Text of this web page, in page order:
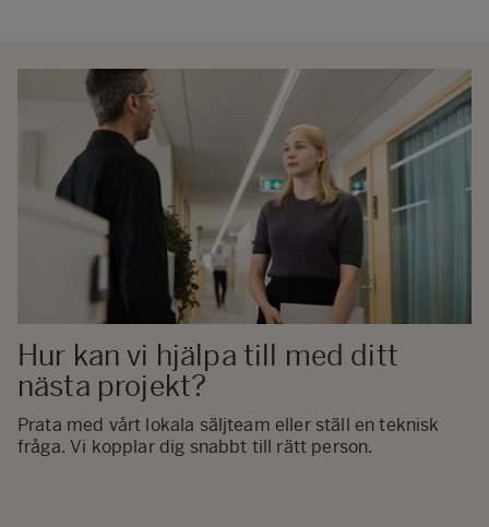
Hur kan vi hjälpa till med ditt
nästa projekt?
Prata med vårt lokala säljteam eller ställ en teknisk
fråga. Vi kopplar dig snabbt till rätt person.